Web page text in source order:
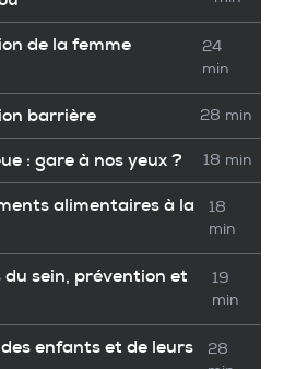
de la femme
24
min
barrière 28 min
: gare à nos yeux ? 18 min
alimentaires à la
18
min
du sein, prévention et
19
min
enfants et de leurs
28